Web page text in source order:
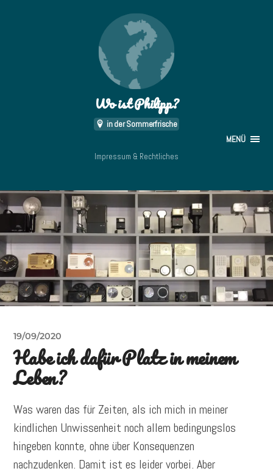
Wo ist Philipp?
in der Sommerfrische
MENÜ
Impressum & Rechtliches
19/09/2020
Habe ich dafür Platz in meinem
Leben?
Was waren das für Zeiten, als ich mich in meiner
kindlichen Unwissenheit noch allem bedingungslos
hingeben konnte, ohne über Konsequenzen
nachzudenken. Damit ist es leider vorbei. Aber